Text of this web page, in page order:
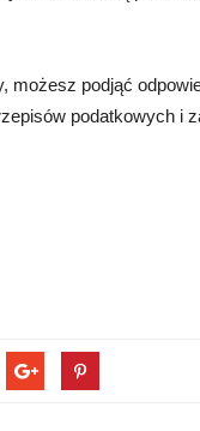
podjąć
podatkowych i